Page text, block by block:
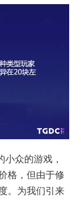
众的游戏，
格，但由于修
。为我们引来